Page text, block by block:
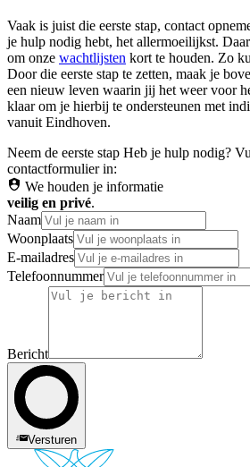
Vaak is juist die eerste stap, contact
je hulp nodig hebt, het allermoeilijkst.
om onze wachtlijsten kort te houden. Zo
Door die eerste stap te zetten, maak je
een nieuw leven waarin jij het weer voor
klaar om je hierbij te ondersteunen met
vanuit Eindhoven.
Neem de eerste stap Heb je hulp nodig?
contactformulier in:
We houden je informatie
veilig en privé.
Naam
Woonplaats
E-mailadres
Telefoonnummer
Bericht
Versturen